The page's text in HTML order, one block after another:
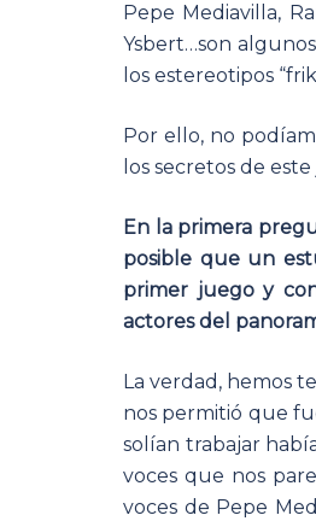
Pepe Mediavilla,
Ysbert…son
los estereotipos
Por ello, no
los secretos de
En la primera
posible que un
primer juego y
actores del
La verdad, hemos
nos permitió que
solían trabajar
voces que nos
voces de Pepe